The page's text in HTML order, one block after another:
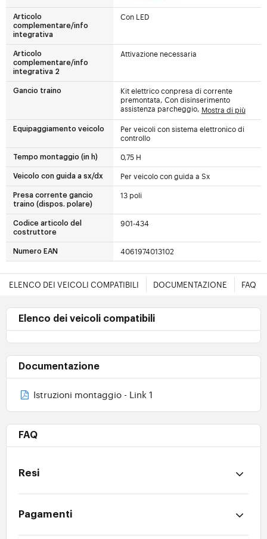
Articolo
complementare/info
integrativa
Con LED
Articolo
complementare/info
integrativa 2
Attivazione necessaria
Gancio traino
Kit elettrico conpresa di corrente
premontata, Con disinserimento
assistenza parcheggio, Mostra di più
Equipaggiamento veicolo
Per veicoli con sistema elettronico di
controllo
Tempo montaggio (in h) 0,75 H
Veicolo con guida a sx/dx Per veicolo con guida a Sx
Presa corrente gancio
traino (dispos. polare)
13 poli
Codice articolo del
costruttore
901-434
Numero EAN 4061974013102
ELENCO DEI VEICOLI COMPATIBILI DOCUMENTAZIONE FAQ
Elenco dei veicoli compatibili
Documentazione
Istruzioni montaggio - Link 1
FAQ
Resi
Pagamenti